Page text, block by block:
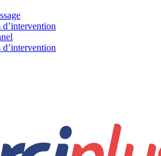
d’intervention
d’intervention